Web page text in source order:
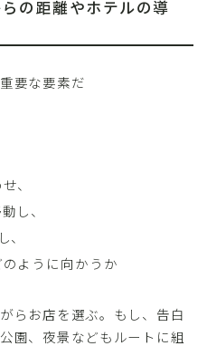
の距離やホテルの導
要な要素だ
、
し、
ように向かうか
らお店を選ぶ。もし、告白
園、夜景などもルートに組